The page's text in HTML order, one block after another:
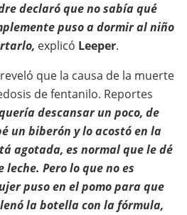
declaró que no sabía qué
puso a dormir al niño
explicó Leeper.
que la causa de la muerte
de fentanilo. Reportes
descansar un poco, de
un biberón y lo acostó en la
agotada, es normal que le dé
Pero lo que no es
puso en el pomo para que
la botella con la fórmula,